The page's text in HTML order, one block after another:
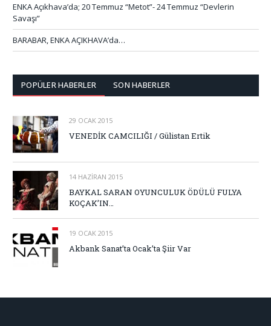
ENKA Açıkhava’da; 20 Temmuz “Metot”- 24 Temmuz “Devlerin
Savaşı”
BARABAR, ENKA AÇIKHAVA’da…
POPÜLER HABERLER SON HABERLER
29 OCAK 2015
VENEDİK CAMCILIĞI / Gülistan Ertik
14 HAZIRAN 2015
BAYKAL SARAN OYUNCULUK ÖDÜLÜ FULYA
KOÇAK’IN…
19 OCAK 2015
Akbank Sanat’ta Ocak’ta Şiir Var